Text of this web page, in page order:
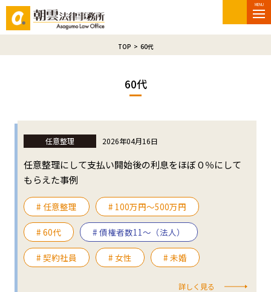
MENU
TOP > 60代
60代
任意整理 2026年04月16日
任意整理にして支払い開始後の利息をほぼ０％にして
もらえた事例
# 任意整理 # 100万円〜500万円
# 60代 # 債権者数11～（法人）
# 契約社員 # 女性 # 未婚
詳しく見る